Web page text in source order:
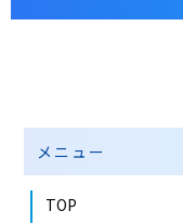
メニュー
TOP